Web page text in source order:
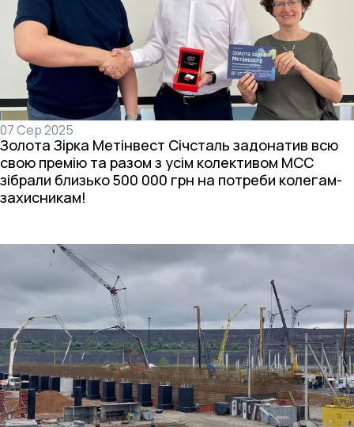
07 Сер 2025
Золота Зірка Метінвест Січсталь задонатив всю
свою премію та разом з усім колективом МСС
зібрали близько 500 000 грн на потреби колегам-
захисникам!